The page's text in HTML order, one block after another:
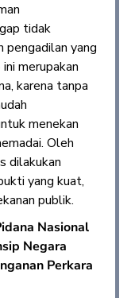
tidak
pengadilan yang
merupakan
karena tanpa
menekan
Oleh
dilakukan
yang kuat,
publik.
Nasional
Negara
Perkara